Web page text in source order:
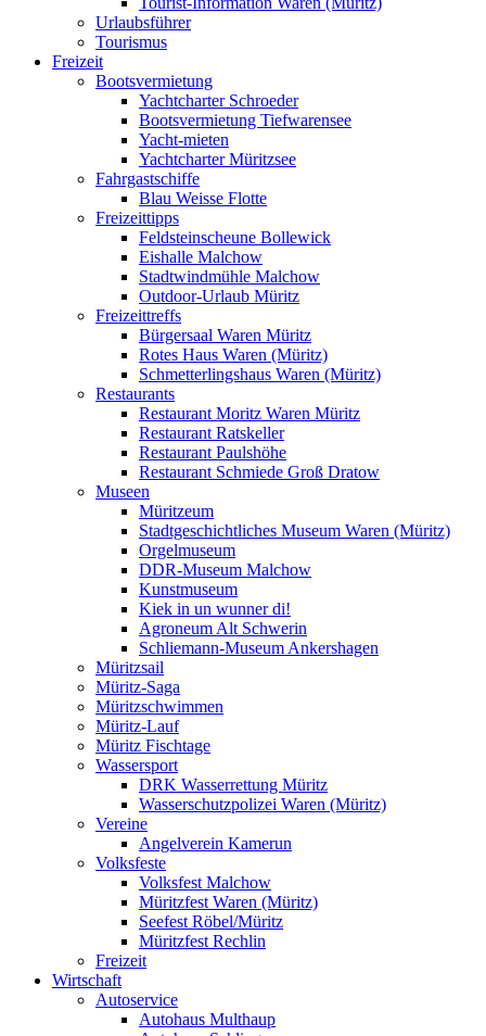
Urlaubsführer
Tourismus
Freizeit
Bootsvermietung
Yachtcharter Schroeder
Bootsvermietung Tiefwarensee
Yacht-mieten
Yachtcharter Müritzsee
Fahrgastschiffe
Blau Weisse Flotte
Freizeittipps
Feldsteinscheune Bollewick
Eishalle Malchow
Stadtwindmühle Malchow
Outdoor-Urlaub Müritz
Freizeittreffs
Bürgersaal Waren Müritz
Rotes Haus Waren (Müritz)
Schmetterlingshaus Waren (Müritz)
Restaurants
Restaurant Moritz Waren Müritz
Restaurant Ratskeller
Restaurant Paulshöhe
Restaurant Schmiede Groß Dratow
Museen
Müritzeum
Stadtgeschichtliches Museum Waren (Müritz)
Orgelmuseum
DDR-Museum Malchow
Kunstmuseum
Kiek in un wunner di!
Agroneum Alt Schwerin
Schliemann-Museum Ankershagen
Müritzsail
Müritz-Saga
Müritzschwimmen
Müritz-Lauf
Müritz Fischtage
Wassersport
DRK Wasserrettung Müritz
Wasserschutzpolizei Waren (Müritz)
Vereine
Angelverein Kamerun
Volksfeste
Volksfest Malchow
Müritzfest Waren (Müritz)
Seefest Röbel/Müritz
Müritzfest Rechlin
Freizeit
Wirtschaft
Autoservice
Autohaus Multhaup